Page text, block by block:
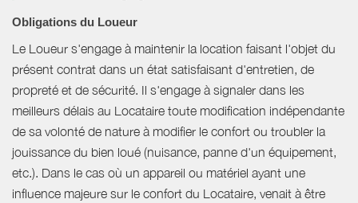
Obligations du Loueur
Le Loueur s'engage à maintenir la location faisant l'objet du
présent contrat dans un état satisfaisant d'entretien, de
propreté et de sécurité. Il s'engage à signaler dans les
meilleurs délais au Locataire toute modification indépendante
de sa volonté de nature à modifier le confort ou troubler la
jouissance du bien loué (nuisance, panne d'un équipement,
etc.). Dans le cas où un appareil ou matériel ayant une
influence majeure sur le confort du Locataire, venait à être